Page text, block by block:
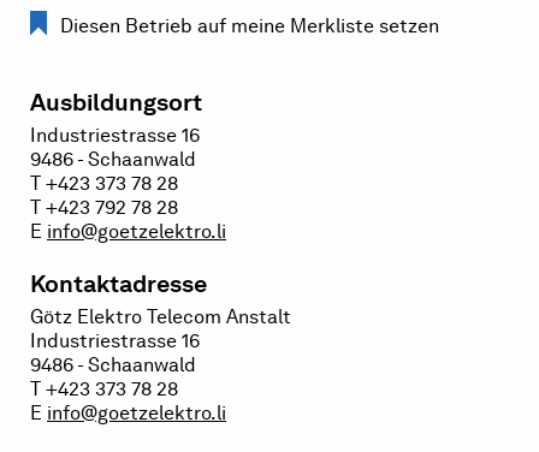
Diesen Betrieb auf meine Merkliste setzen
Ausbildungsort
Industriestrasse 16
9486 - Schaanwald
T +423 373 78 28
T +423 792 78 28
E info@goetzelektro.li
Kontaktadresse
Götz Elektro Telecom Anstalt
Industriestrasse 16
9486 - Schaanwald
T +423 373 78 28
E info@goetzelektro.li